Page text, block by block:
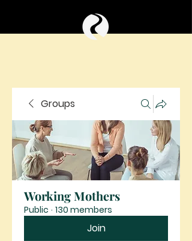
Groups
Working Mothers
Public · 130 members
Join